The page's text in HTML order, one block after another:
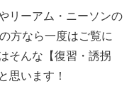
リーアム・ニーソンの
方なら一度はご覧に
そんな【復習・誘拐
思います！